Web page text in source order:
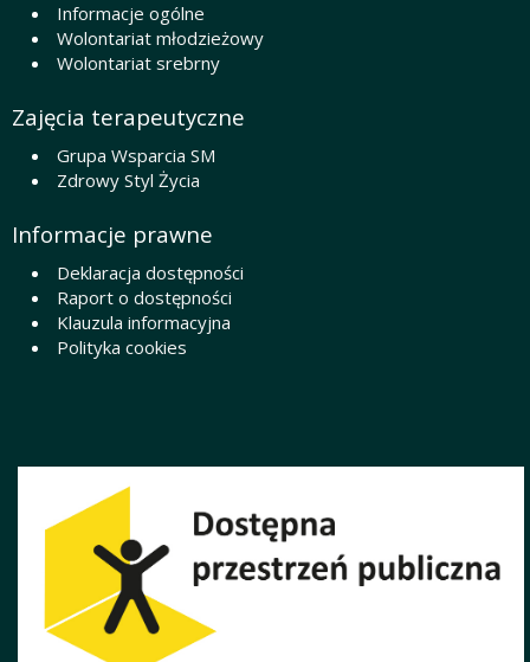
Informacje ogólne
Wolontariat młodzieżowy
Wolontariat srebrny
Zajęcia terapeutyczne
Grupa Wsparcia SM
Zdrowy Styl Życia
Informacje prawne
Deklaracja dostępności
Raport o dostępności
Klauzula informacyjna
Polityka cookies